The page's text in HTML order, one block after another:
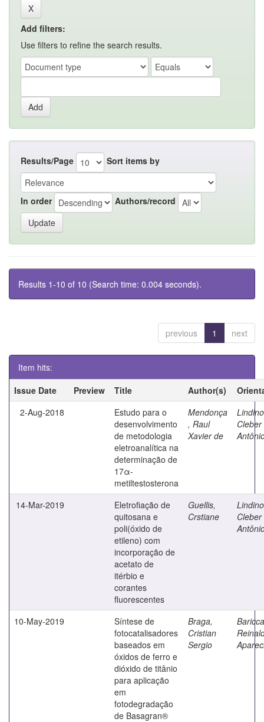
Add filters:
Use filters to refine the search results.
Results/Page Sort items by
In order Authors/record
Results 1-10 of 10 (Search time: 0.004 seconds).
previous 1 next
Item hits:
Issue Date
Preview Title Author(s)
2-Aug-2018
Estudo para o
desenvolvimento
de metodologia
eletroanalítica na
determinação de
17α-
metiltestosterona
Mendonça
, Raul
Xavier de
Cleber
14-Mar-2019
Eletrofiação de
quitosana e
poli(óxido de
etileno) com
incorporação de
acetato de
itérbio e
corantes
fluorescentes
Guellis,
Crstiane
Cleber
10-May-2019
Síntese de
fotocatalisadores
baseados em
óxidos de ferro e
dióxido de titânio
para aplicação
em
fotodegradação
de Basagran®
Braga,
Cristian
Sergio